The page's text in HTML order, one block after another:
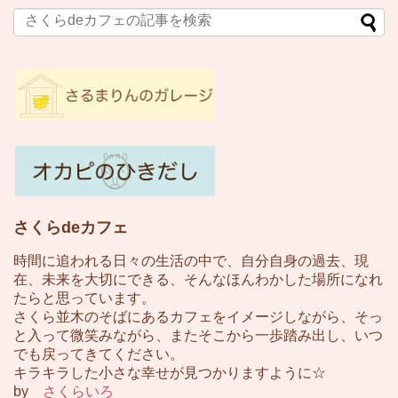
さくらdeカフェ
時間に追われる日々の生活の中で、自分自身の過去、現
在、未来を大切にできる、そんなほんわかした場所になれ
たらと思っています。
さくら並木のそばにあるカフェをイメージしながら、そっ
と入って微笑みながら、またそこから一歩踏み出し、いつ
でも戻ってきてください。
キラキラした小さな幸せが見つかりますように☆
by
さくらいろ